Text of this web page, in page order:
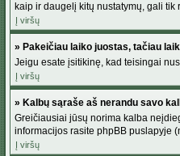
kaip ir daugelį kitų nustatymų, gali
Į viršų
» Pakeičiau laiko juostas, tačiau
Jeigu esate įsitikinę, kad teisingai
Į viršų
» Kalbų sąraše aš nerandu savo
Greičiausiai jūsų norima kalba
informacijos rasite phpBB puslapyje
Į viršų